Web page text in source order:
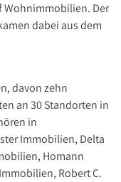
Wohnimmobilien. Der
dabei aus dem
davon zehn
an 30 Standorten in
in
Immobilien, Delta
Homann
Robert C.